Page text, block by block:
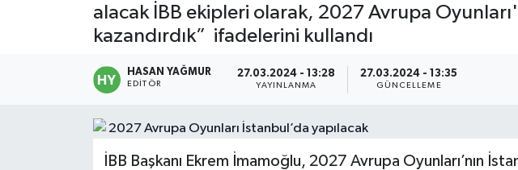
alacak İBB ekipleri olarak, 2027 Avrupa
kazandırdık” ifadelerini kullandı
HASAN YAĞMUR
EDITÖR
27.03.2024 - 13:28
YAYINLANMA
27.03.2024 - 13:35
GÜNCELLEME
İBB Başkanı Ekrem İmamoğlu, 2027 Avrupa Oyunları’nın
Kültür & Sanat
Son Dakika Haberleri